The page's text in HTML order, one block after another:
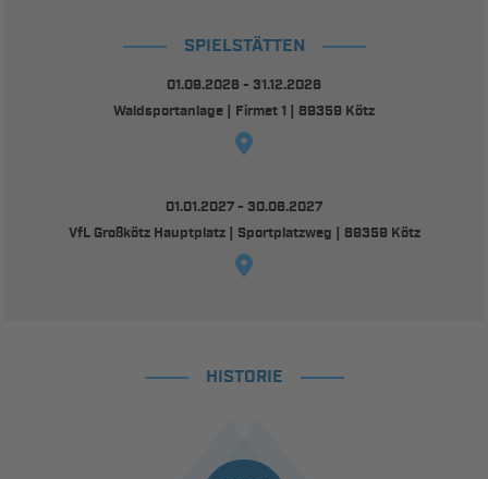
SPIELSTÄTTEN
01.09.2026 - 31.12.2026
Waldsportanlage | Firmet 1 | 89359 Kötz
01.01.2027 - 30.06.2027
VfL Großkötz Hauptplatz | Sportplatzweg | 89359 Kötz
HISTORIE